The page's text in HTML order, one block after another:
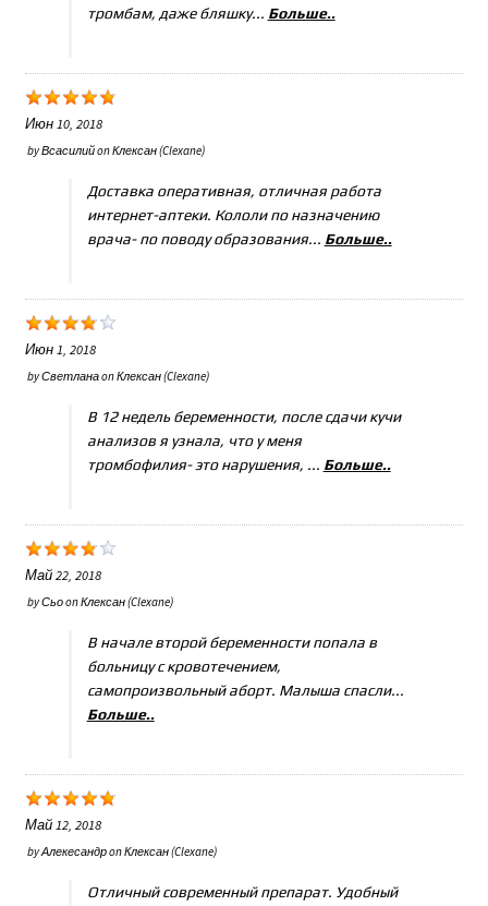
тромбам, даже бляшку... Больше..
Июн 10, 2018
byВсасилийonКлексан (Clexane)
Доставка оперативная, отличная работа
интернет-аптеки. Кололи по назначению
врача- по поводу образования... Больше..
Июн 1, 2018
byСветланаonКлексан (Clexane)
В 12 недель беременности, после сдачи кучи
анализов я узнала, что у меня
тромбофилия- это нарушения, ... Больше..
Май 22, 2018
byСьоonКлексан (Clexane)
В начале второй беременности попала в
больницу с кровотечением,
самопроизвольный аборт. Малыша спасли...
Больше..
Май 12, 2018
byАлекесандрonКлексан (Clexane)
Отличный современный препарат. Удобный